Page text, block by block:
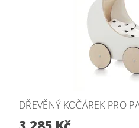
DŘEVĚNÝ KOČÁREK PRO